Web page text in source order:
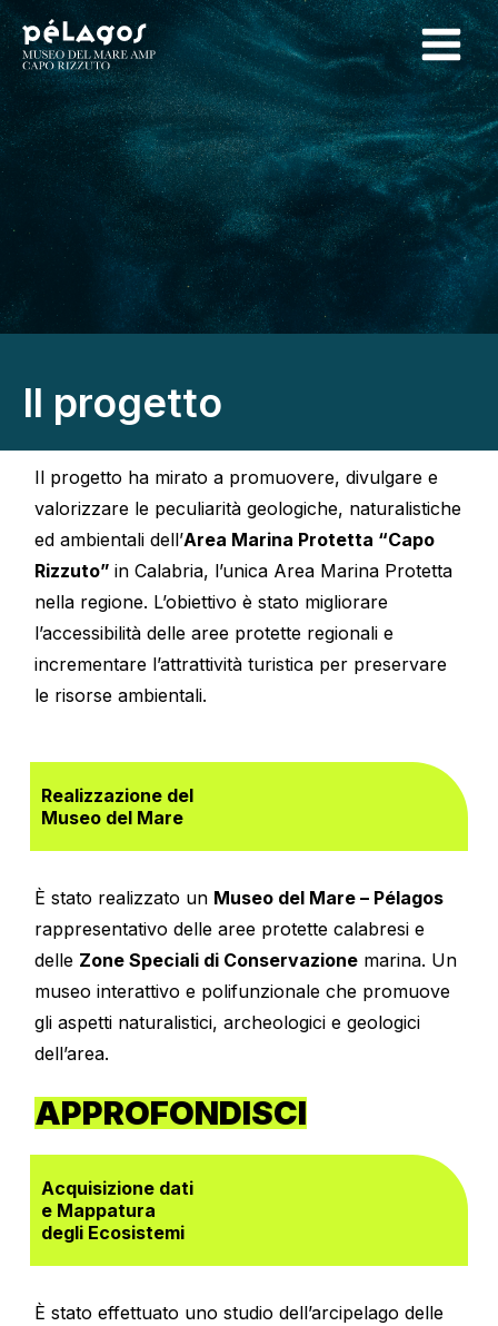
Il progetto ha mirato a promuovere, divulgare e
valorizzare le peculiarità geologiche, naturalistiche
ed ambientali dell’Area Marina Protetta “Capo
Rizzuto”in Calabria, l’unica Area Marina Protetta
nella regione. L’obiettivo è stato migliorare
l’accessibilità delle aree protette regionali e
incrementare l’attrattività turistica per preservare
le risorse ambientali.
Il progetto
Realizzazione del
Museo del Mare
È stato realizzato un Museo del Mare – Pélagos
rappresentativo delle aree protette calabresi e
delle Zone Speciali di Conservazione marina. Un
museo interattivo e polifunzionale che promuove
gli aspetti naturalistici, archeologici e geologici
dell’area.
APPROFONDISCI
Acquisizione dati
e Mappatura
degli Ecosistemi
È stato effettuato uno studio dell’arcipelago delle